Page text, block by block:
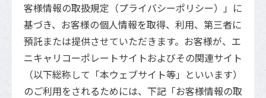
客様情報の取扱規定（プライバシーポリシー）」に
基づき、お客様の個人情報を取得、利用、第三者に
預託または提供させていただきます。お客様が、エ
ニキャリコーポレートサイトおよびその関連サイト
（以下総称して「本ウェブサイト等」といいます）
のご利用をされるためには、下記「お客様情報の取